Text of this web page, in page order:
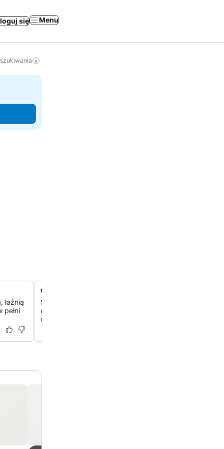
się Menu
łaźnią
pełni
Wielokrotnie nagradzana restauracja bufetowa
Skosztuj pysznej i różnorodnej kuchni w restauracji
cenionej za nienaganną jakość i szeroki wybór, w tym
domowe desery.